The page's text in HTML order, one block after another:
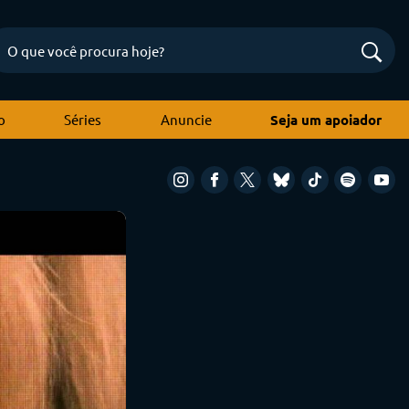
Séries Anuncie Seja um apoiador